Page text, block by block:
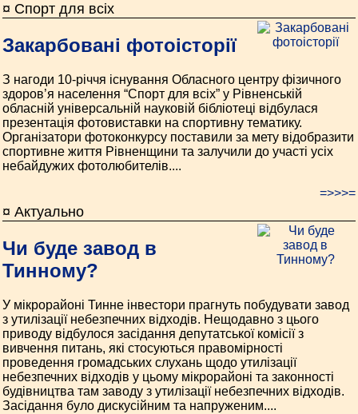
¤ Спорт для всіх
Закарбовані фотоісторії
З нагоди 10-річчя існування Обласного центру фізичного
здоров’я населення “Спорт для всіх” у Рівненській
обласній універсальній науковій бібліотеці відбулася
презентація фотовиставки на спортивну тематику.
Організатори фотоконкурсу поставили за мету відобразити
спортивне життя Рівненщини та залучили до участі усіх
небайдужих фотолюбителів....
=>>>=
¤ Актуально
Чи буде завод в
Тинному?
У мікрорайоні Тинне інвестори прагнуть побудувати завод
з утилізації небезпечних відходів. Нещодавно з цього
приводу відбулося засідання депутатської комісії з
вивчення питань, які стосуються правомірності
проведення громадських слухань щодо утилізації
небезпечних відходів у цьому мікрорайоні та законності
будівництва там заводу з утилізації небезпечних відходів.
Засідання було дискусійним та напруженим....